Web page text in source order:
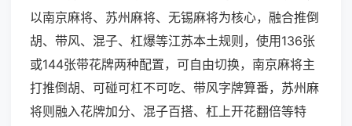
以南京麻将、苏州麻将、无锡麻将为核心，融合推倒
胡、带风、混子、杠爆等江苏本土规则，使用136张
或144张带花牌两种配置，可自由切换，南京麻将主
打推倒胡、可碰可杠不可吃、带风字牌算番，苏州麻
将则融入花牌加分、混子百搭、杠上开花翻倍等特